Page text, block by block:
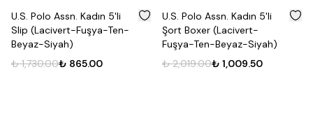
% 50
U.S. Polo Assn. Kadın 5'li
Slip (Lacivert-Fuşya-Ten-
Beyaz-Siyah)
₺ 1,730.00₺ 865.00
% 50
U.S. Polo Assn. Kadın 5'li
Şort Boxer (Lacivert-
Fuşya-Ten-Beyaz-Siyah)
₺ 2,019.00₺ 1,009.50